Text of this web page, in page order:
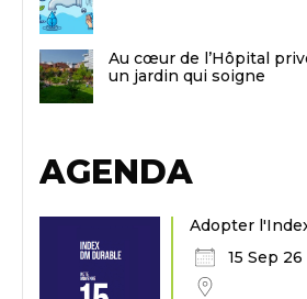
Au cœur de l’Hôpital
un jardin qui soigne
AGENDA
Adopter
15 Sep 26